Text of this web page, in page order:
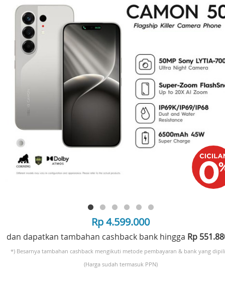
Rp 4.599.000
dan dapatkan tambahan cashback bank hingga Rp
*) Besarnya tambahan cashback mengikuti metode pembayaran & bank yang
(Harga sudah termasuk PPN)